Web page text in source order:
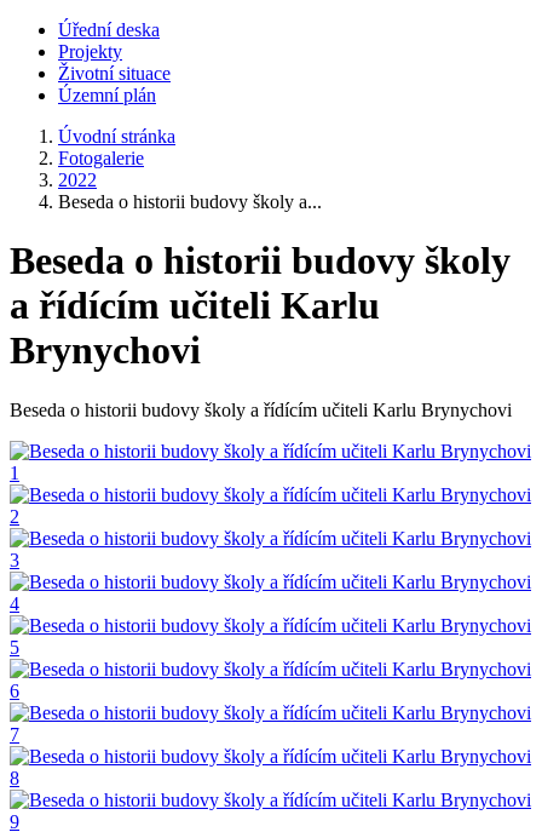
Úřední deska
Projekty
Životní situace
Územní plán
Úvodní stránka
Fotogalerie
2022
Beseda o historii budovy školy a...
Beseda o historii budovy školy
a řídícím učiteli Karlu
Brynychovi
Beseda o historii budovy školy a řídícím učiteli Karlu Brynychovi